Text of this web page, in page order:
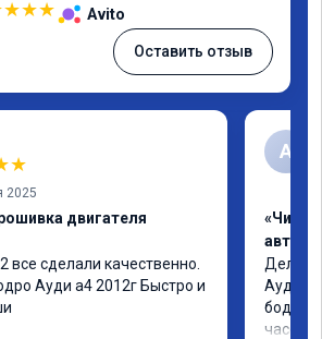
★★★ Avito
Оставить отзыв
★
2025
двигателя
все сделали качественно.
Ауди а4 2012г Быстро и
А
«Чип
Делал